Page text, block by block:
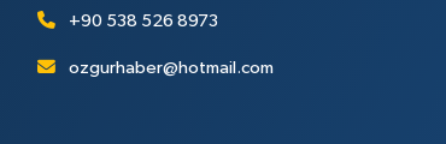
+90 538 526 8973
ozgurhaber@hotmail.com